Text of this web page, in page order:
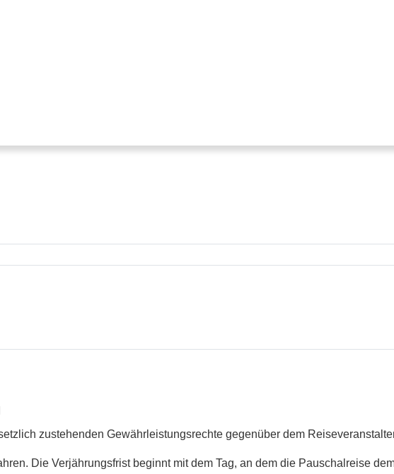
zustehenden Gewährleistungsrechte gegenüber dem
Die Verjährungsfrist beginnt mit dem Tag, an dem die Pauschalreise